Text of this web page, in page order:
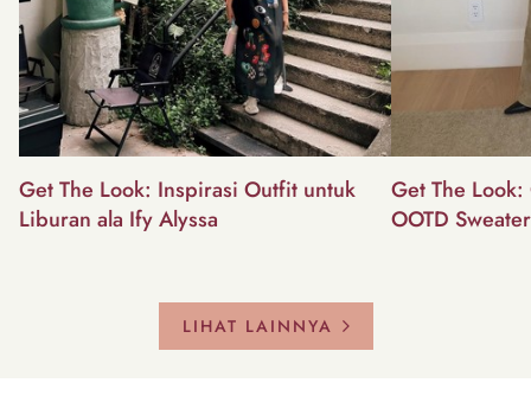
Get The Look: Inspirasi Outfit untuk
Liburan ala Ify Alyssa
Get The
OOTD
LIHAT LAINNYA